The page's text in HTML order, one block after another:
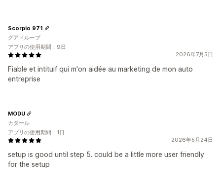
2026年7月5日
Fiable et intituif qui m'on aidée au marketing de mon auto
entreprise
Scorpio 971
グアドループ
アプリの使用期間：9日
2026年5月24日
setup is good until step 5. could be a little more user friendly
for the setup
MODU
カタール
アプリの使用期間：1日